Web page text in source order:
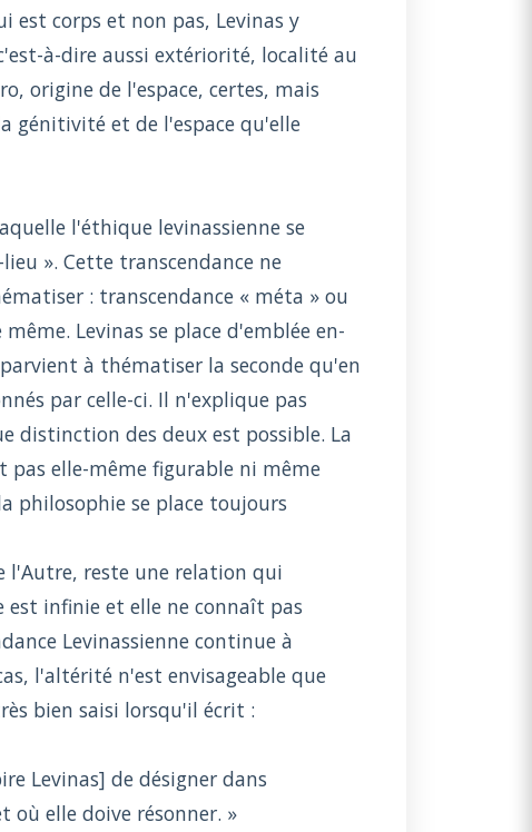
est corps et non pas, Levinas y
à-dire aussi extériorité, localité au
origine de l'espace, certes, mais
génitivité et de l'espace qu'elle
l'éthique levinassienne se
». Cette transcendance ne
: transcendance « méta » ou
Levinas se place d'emblée en-
à thématiser la seconde qu'en
par celle-ci. Il n'explique pas
distinction des deux est possible. La
pas elle-même figurable ni même
philosophie se place toujours
l'Autre, reste une relation qui
est infinie et elle ne connaît pas
Levinassienne continue à
l'altérité n'est envisageable que
bien saisi lorsqu'il écrit :
Levinas] de désigner dans
où elle doive résonner. »